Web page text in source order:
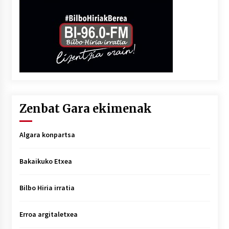
Zenbat Gara ekimenak
Algara konpartsa
Bakaikuko Etxea
Bilbo Hiria irratia
Erroa argitaletxea